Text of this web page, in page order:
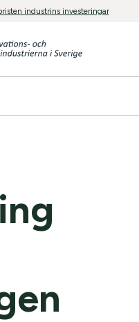
industrins investeringar